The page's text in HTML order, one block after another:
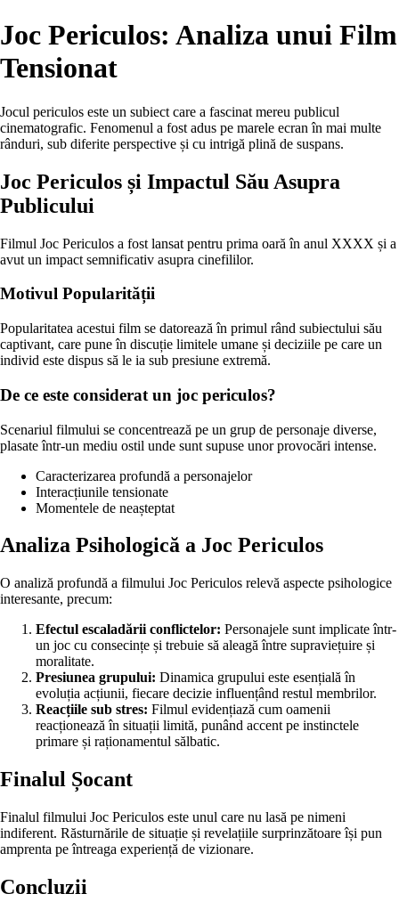
Joc Periculos: Analiza unui Film
Tensionat
Jocul periculos este un subiect care a fascinat mereu publicul
cinematografic. Fenomenul a fost adus pe marele ecran în mai multe
rânduri, sub diferite perspective și cu intrigă plină de suspans.
Joc Periculos și Impactul Său Asupra
Publicului
Filmul Joc Periculos a fost lansat pentru prima oară în anul XXXX și a
avut un impact semnificativ asupra cinefililor.
Motivul Popularității
Popularitatea acestui film se datorează în primul rând subiectului său
captivant, care pune în discuție limitele umane și deciziile pe care un
individ este dispus să le ia sub presiune extremă.
De ce este considerat un joc periculos?
Scenariul filmului se concentrează pe un grup de personaje diverse,
plasate într-un mediu ostil unde sunt supuse unor provocări intense.
Caracterizarea profundă a personajelor
Interacțiunile tensionate
Momentele de neașteptat
Analiza Psihologică a Joc Periculos
O analiză profundă a filmului Joc Periculos relevă aspecte psihologice
interesante, precum:
Efectul escaladării conflictelor: Personajele sunt implicate într-
un joc cu consecințe și trebuie să aleagă între supraviețuire și
moralitate.
Presiunea grupului: Dinamica grupului este esențială în
evoluția acțiunii, fiecare decizie influențând restul membrilor.
Reacțiile sub stres: Filmul evidențiază cum oamenii
reacționează în situații limită, punând accent pe instinctele
primare și raționamentul sălbatic.
Finalul Șocant
Finalul filmului Joc Periculos este unul care nu lasă pe nimeni
indiferent. Răsturnările de situație și revelațiile surprinzătoare își pun
amprenta pe întreaga experiență de vizionare.
Concluzii